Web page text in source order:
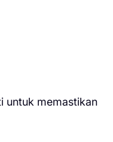
untuk memastikan